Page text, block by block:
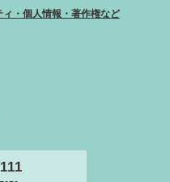
ィ・個人情報・著作権など